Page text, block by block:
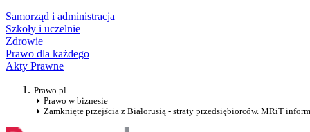
Samorząd i administracja
Szkoły i uczelnie
Zdrowie
Prawo dla każdego
Akty Prawne
Prawo.pl
Prawo w biznesie
Zamknięte przejścia z Białorusią - straty przedsiębiorców. MRiT